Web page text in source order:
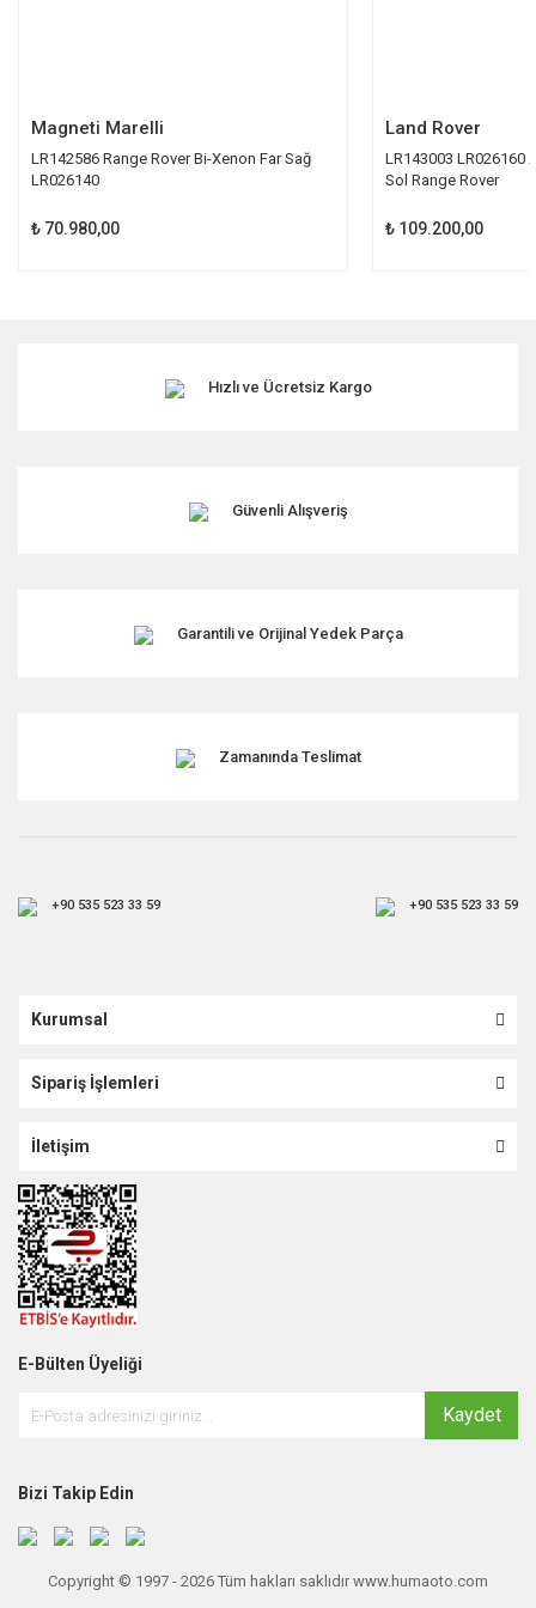
Magneti Marelli
LR142586 Range Rover Bi-Xenon Far Sağ
LR026140
₺ 70.980,00
Land Rover
LR143003 LR026160
Sol Range Rover
₺ 109.200,00
Hızlı ve Ücretsiz Kargo
Güvenli Alışveriş
Garantili ve Orijinal Yedek Parça
Zamanında Teslimat
+90 535 523 33 59 +90 535 523 33 59
Kurumsal
Sipariş İşlemleri
İletişim
E-Bülten Üyeliği
Kaydet
Bizi Takip Edin
Copyright © 1997 - 2026 Tüm hakları saklıdır www.humaoto.com